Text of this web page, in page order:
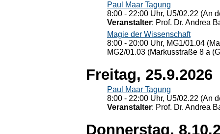
Paul Maar Tagung
8:00 - 22:00 Uhr, U5/02.22 (An
Veranstalter: Prof. Dr. Andrea
Magie der Wissenschaft
8:00 - 20:00 Uhr, MG1/01.04
MG2/01.03 (Markusstraße 8 a
Freitag, 25.9.2026
Paul Maar Tagung
8:00 - 22:00 Uhr, U5/02.22 (An
Veranstalter: Prof. Dr. Andrea
Donnerstag,